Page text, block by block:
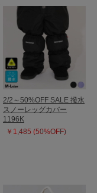
2/2～50%OFF SALE 撥水
スノーレッグカバー
1196K
￥1,485 (50%OFF)